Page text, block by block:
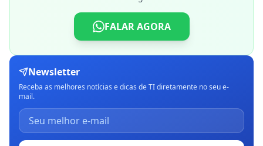
FALAR AGORA
Newsletter
Receba as melhores notícias e dicas de TI diretamente no seu e-
mail.